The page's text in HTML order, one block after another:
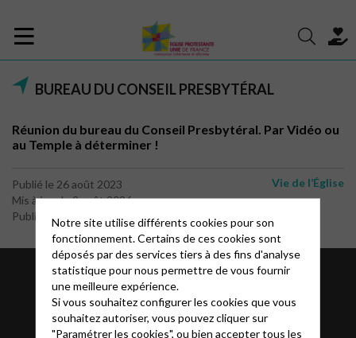
BUREAU DU CONSEIL PRESBYTÉRAL
Réunion du bureau du Conseil Presbytéral. Par Vidéo ou
au Temple à déterminer !
Publié le 26 août 2023
Mis à jour le 2 août 2026
Publié par le webmaster
Vie de l’Église
Notre site utilise différents cookies pour son
fonctionnement. Certains de ces cookies sont
déposés par des services tiers à des fins d'analyse
statistique pour nous permettre de vous fournir
une meilleure expérience.
Si vous souhaitez configurer les cookies que vous
souhaitez autoriser, vous pouvez cliquer sur
"Paramétrer les cookies", ou bien accepter tous les